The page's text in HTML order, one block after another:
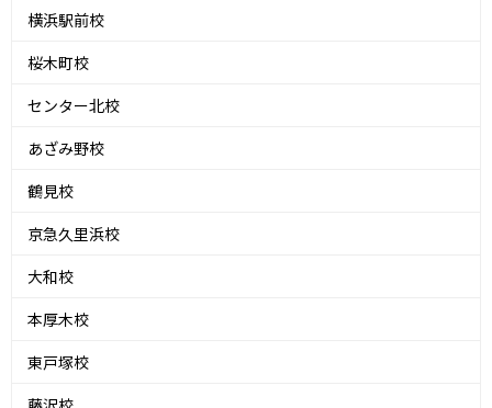
横浜駅前校
桜木町校
センター北校
あざみ野校
鶴見校
京急久里浜校
大和校
本厚木校
東戸塚校